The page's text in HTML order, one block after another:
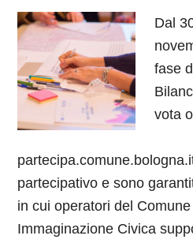
Dal
fase
vota
partecipativo e sono
in cui operatori del Comune
Immaginazione Civica